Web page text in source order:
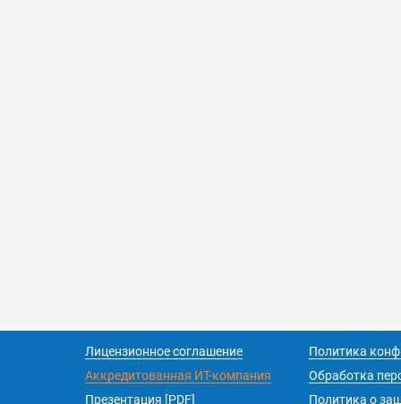
Лицензионное соглашение
Аккредитованная ИТ-компания
Презентация [PDF]
Политика
Обработка
Политика о